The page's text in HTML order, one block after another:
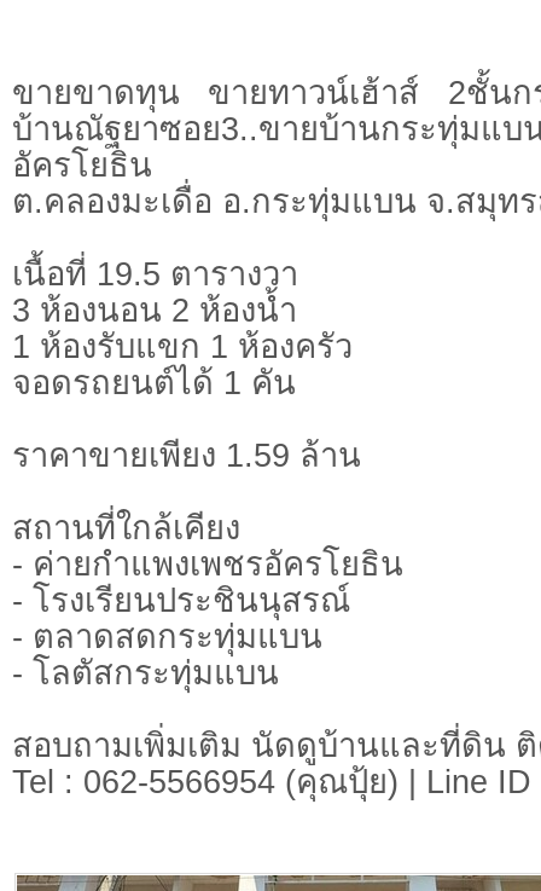
ขายขาดทุน ขายทาวน์เฮ้าส์ 2ชั้น
บ้านณัฐยาซอย3..ขายบ้านกระทุ่มแบ
อัครโยธิน
ต.คลองมะเดื่อ อ.กระทุ่มแบน จ.สมุท
เนื้อที่ 19.5 ตารางวา
3 ห้องนอน 2 ห้องน้ำ
1 ห้องรับแขก 1 ห้องครัว
จอดรถยนต์ได้ 1 คัน
ราคาขายเพียง 1.59 ล้าน
สถานที่ใกล้เคียง
- ค่ายกำแพงเพชรอัครโยธิน
- โรงเรียนประชินนุสรณ์
- ตลาดสดกระทุ่มแบน
- โลตัสกระทุ่มแบน
สอบถามเพิ่มเติม นัดดูบ้านและที่ดิน
Tel : 062-5566954 (คุณปุ้ย) | Line ID